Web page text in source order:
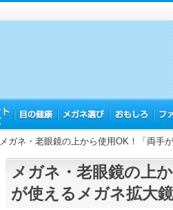
メガネ・老眼鏡の上から使用OK！「両手
メガネ・老眼鏡の上
が使えるメガネ拡大